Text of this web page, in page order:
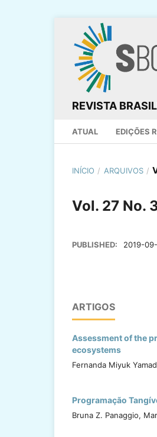
REVISTA
ATUAL EDIÇÕES
INÍCIO / ARQUIVOS /
Vol. 27 No.
PUBLISHED: 2019-
ARTIGOS
Assessment of the
ecosystems
Fernanda Miyuk
Programação
Bruna Z. Panaggio,